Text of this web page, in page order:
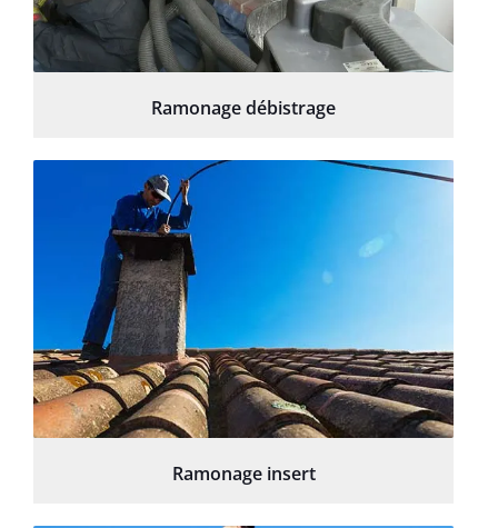
Ramonage débistrage
Ramonage insert